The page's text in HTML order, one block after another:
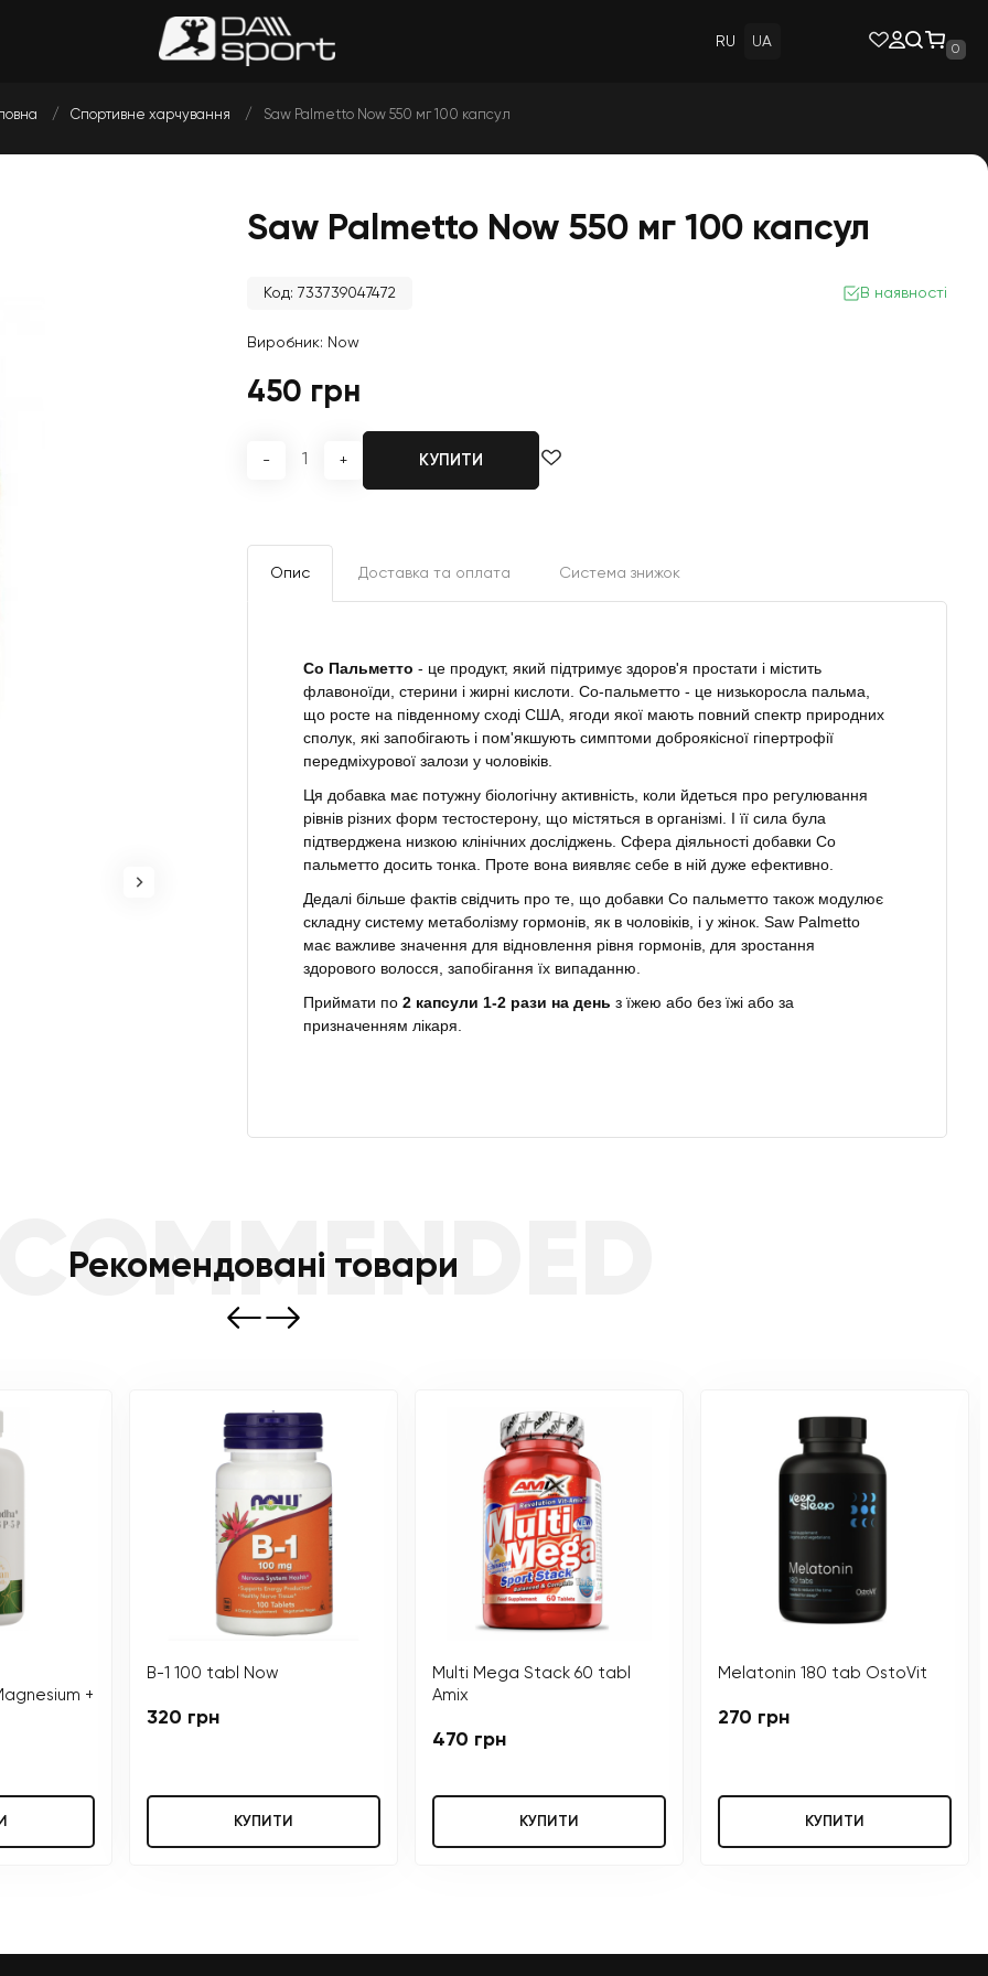
RU UA
0
Спортивне харчування Saw Palmetto Now 550 мг 100 капсул
Saw Palmetto Now 550 мг 100 капсул
Код: 733739047472 В наявності
Виробник: Now
450 грн
- + КУПИТИ
Опис Доставка та оплата Система знижок
Со Пальметто - це продукт, який підтримує здоров'я простати і містить
флавоноїди, стерини і жирні кислоти. Со-пальметто - це низькоросла пальма,
що росте на південному сході США, ягоди якої мають повний спектр природних
сполук, які запобігають і пом'якшують симптоми доброякісної гіпертрофії
передміхурової залози у чоловіків.
Ця добавка має потужну біологічну активність, коли йдеться про регулювання
рівнів різних форм тестостерону, що містяться в організмі. І її сила була
підтверджена низкою клінічних досліджень. Сфера діяльності добавки Со
пальметто досить тонка. Проте вона виявляє себе в ній дуже ефективно.
Дедалі більше фактів свідчить про те, що добавки Со пальметто також модулює
складну систему метаболізму гормонів, як в чоловіків, і у жінок. Saw Palmetto
має важливе значення для відновлення рівня гормонів, для зростання
здорового волосся, запобігання їх випаданню.
Приймати по 2 капсули 1-2 рази на день з їжею або без їжі або за
призначенням лікаря.
Рекомендовані товари
+
B-1 100 tabl Now
320 грн
КУПИТИ
Multi Mega Stack 60 tabl
Amix
470 грн
КУПИТИ
Melatonin 180 tab OstoVit
270 грн
КУПИТИ